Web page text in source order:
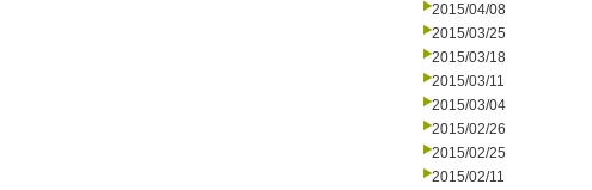
2015/04/08
2015/03/25
2015/03/18
2015/03/11
2015/03/04
2015/02/26
2015/02/25
2015/02/11